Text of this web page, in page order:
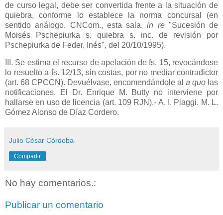
de curso legal, debe ser convertida frente a la situación de
quiebra, conforme lo establece la norma concursal (en
sentido análogo, CNCom., esta sala,in re "Sucesión de
Moisés Pschepiurka s. quiebra s. inc. de revisión por
Pschepiurka de Feder, Inés", del 20/10/1995).
III. Se estima el recurso de apelación de fs. 15, revocándose
lo resuelto a fs. 12/13, sin costas, por no mediar contradictor
(art. 68 CPCCN). Devuélvase, encomendándole al a quo las
notificaciones. El Dr. Enrique M. Butty no interviene por
hallarse en uso de licencia (art. 109 RJN).- A. I. Piaggi. M. L.
Gómez Alonso de Díaz Cordero.
Julio César Córdoba
Compartir
No hay comentarios.:
Publicar un comentario